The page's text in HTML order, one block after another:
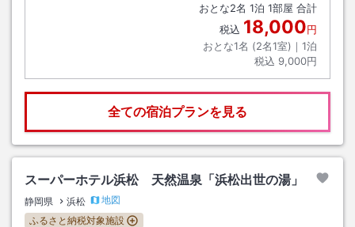
おとな2名 1泊 1部屋 合計
税込 18,000円
おとな1名 (2名1室)｜ 1泊
税込 9,000円
全ての宿泊プランを見る
スーパーホテル浜松 天然温泉「浜松出世の湯」
静岡県 浜松
地図
ふるさと納税対象施設